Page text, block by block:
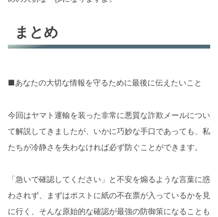
まとめ
■あなたの大切な情報を守るために最後に伝えたいこと
今回はヤマト運輸を装った非常に悪質な詐欺メールについ
て解説してきましたが、いかに巧妙な手口であっても、私
たちが冷静さを失わなければ必ず防ぐことができます。
「急いで確認してください」と不安を煽るような言葉に惑
わされず、まずはポストに紙の不在票が入っているかを見
に行く、そんな原始的な確認が最強の防御策になることも